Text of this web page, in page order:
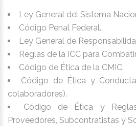
Ley General del Sistema
Código Penal Federal.
Ley General de
Reglas de la ICC para
Código de Ética de la CMIC.
Código de Ética y
colaboradores).
Código de Ética y
Proveedores, Subcontratistas y